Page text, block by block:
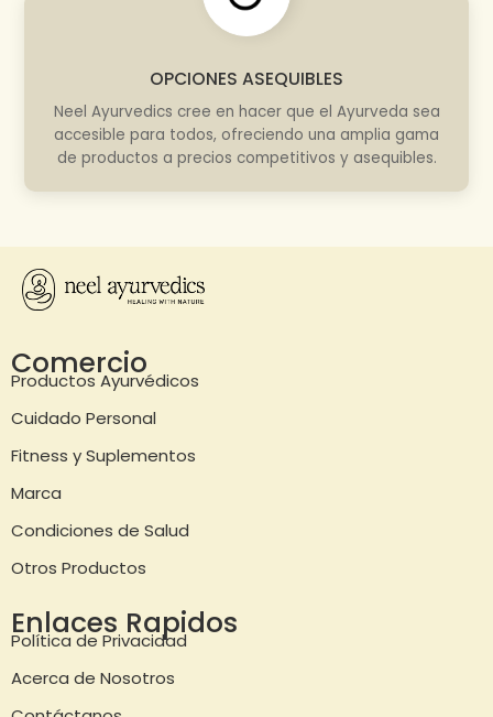
OPCIONES ASEQUIBLES
Neel Ayurvedics cree en hacer que el Ayurveda sea
accesible para todos, ofreciendo una amplia gama
de productos a precios competitivos y asequibles.
Comercio
Productos Ayurvédicos
Cuidado Personal
Fitness y Suplementos
Marca
Condiciones de Salud
Otros Productos
Enlaces Rapidos
Política de Privacidad
Acerca de Nosotros